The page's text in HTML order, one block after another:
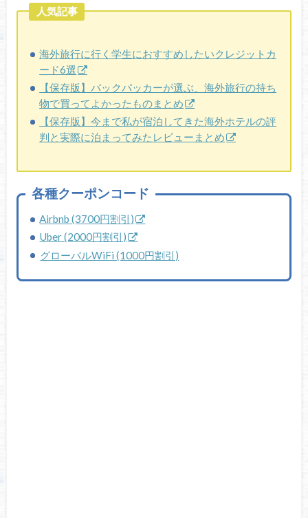
人気記事
海外旅行に行く学生におすすめしたいクレジットカ
ード6選
【保存版】バックパッカーが選ぶ、海外旅行の持ち
物で買ってよかったものまとめ
【保存版】今まで私が宿泊してきた海外ホテルの評
判と実際に泊まってみたレビューまとめ
各種クーポンコード
Airbnb (3700円割引)
Uber (2000円割引)
グローバルWiFi (1000円割引)